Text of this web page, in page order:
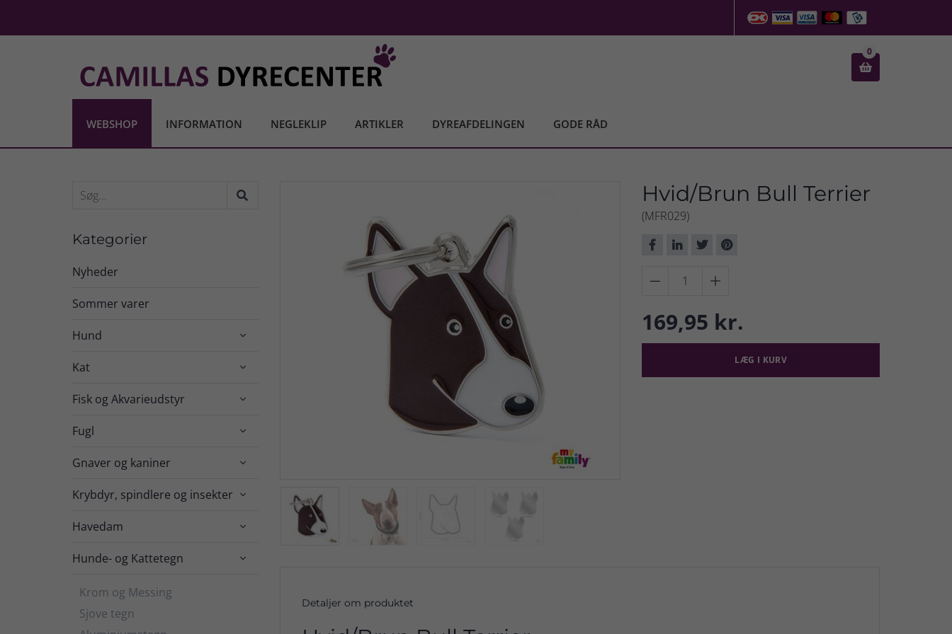

0
WEBSHOP INFORMATION NEGLEKLIP ARTIKLER DYREAFDELINGEN GODE RÅD
Kategorier
Nyheder
Sommer varer
Hund 
Kat 
Fisk og Akvarieudstyr 
Fugl 
Gnaver og kaniner 
Krybdyr, spindlere og insekter 
Havedam 
Hunde- og Kattetegn 
Krom og Messing
Sjove tegn
Hvid/Brun Bull Terrier
(MFR029)
 
169,95 kr.
LÆG I KURV
Detaljer om produktet